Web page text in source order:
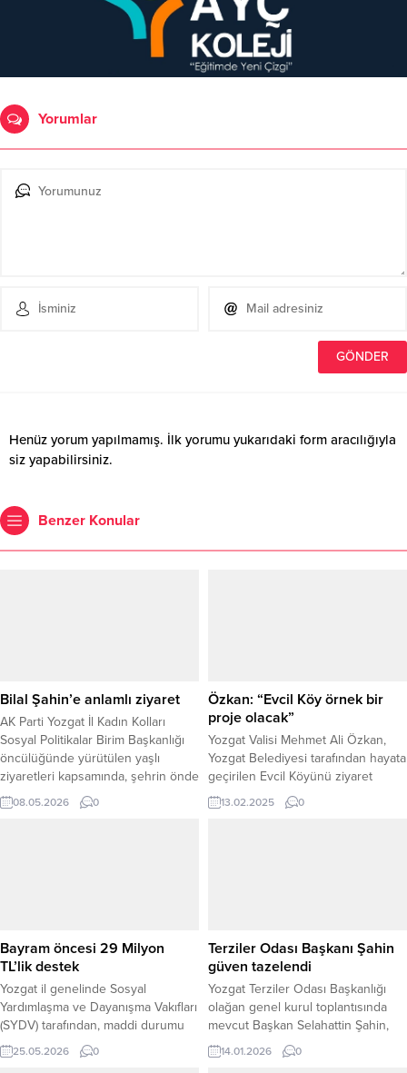
Yorumlar
Henüz yorum yapılmamış. İlk yorumu yukarıdaki form aracılığıyla
siz yapabilirsiniz.
Benzer Konular
Bilal Şahin’e anlamlı ziyaret
AK Parti Yozgat İl Kadın Kolları
Sosyal Politikalar Birim Başkanlığı
öncülüğünde yürütülen yaşlı
ziyaretleri kapsamında, şehrin önde
gelen hayırsever iş insanlarından
Bilal Şahin ziyaret edildi. Saray
08.05.2026 0
Özkan: “Evcil Köy örnek bir
proje olacak”
Yozgat Valisi Mehmet Ali Özkan,
Yozgat Belediyesi tarafından hayata
geçirilen Evcil Köyünü ziyaret
ederek çalışmalar hakkında bilgi
aldı. Belediye Başkanı Kazım Arslan
ALANI Yozgat Belediyesi...
13.02.2025 0
Bayram öncesi 29 Milyon
TL’lik destek
Yozgat il genelinde Sosyal
Yardımlaşma ve Dayanışma Vakıfları
(SYDV) tarafından, maddi durumu
zayıf olan vatandaşlara destek
olmak ve temel ihtiyaçların
25.05.2026 0
Terziler Odası Başkanı Şahin
güven tazelendi
Yozgat Terziler Odası Başkanlığı
olağan genel kurul toplantısında
mevcut Başkan Selahattin Şahin,
tek liste halinde girdiği seçimde
üyelerin tamamının oyunu alarak
14.01.2026 0